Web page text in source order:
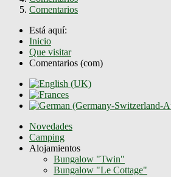
Comentarios
Está aquí:
Inicio
Que visitar
Comentarios (com)
Novedades
Camping
Alojamientos
Bungalow "Twin"
Bungalow "Le Cottage"